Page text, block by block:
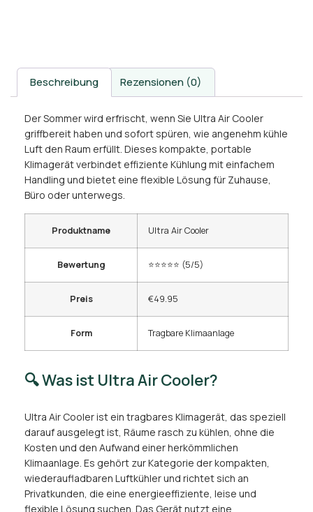
Beschreibung Rezensionen (0)
Der Sommer wird erfrischt, wenn Sie Ultra Air Cooler
griffbereit haben und sofort spüren, wie angenehm kühle
Luft den Raum erfüllt. Dieses kompakte, portable
Klimagerät verbindet effiziente Kühlung mit einfachem
Handling und bietet eine flexible Lösung für Zuhause,
Büro oder unterwegs.
Produktname Ultra Air Cooler
Bewertung ⭐⭐⭐⭐⭐ (5/5)
Preis €49.95
Form Tragbare Klimaanlage
🔍 Was ist Ultra Air Cooler?
Ultra Air Cooler ist ein tragbares Klimagerät, das speziell
darauf ausgelegt ist, Räume rasch zu kühlen, ohne die
Kosten und den Aufwand einer herkömmlichen
Klimaanlage. Es gehört zur Kategorie der kompakten,
wiederaufladbaren Luftkühler und richtet sich an
Privatkunden, die eine energieeffiziente, leise und
flexible Lösung suchen. Das Gerät nutzt eine